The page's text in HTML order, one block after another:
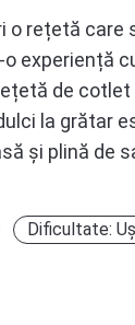
o rețetă care
experiență
de cotlet
la grătar
și plină de
Dificultate: